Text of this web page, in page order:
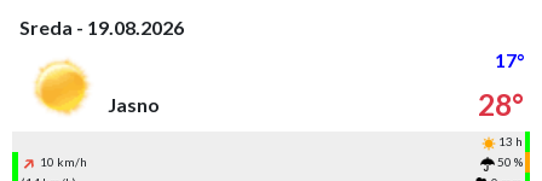
Sreda - 19.08.2026
17°
Jasno
28°
13 h
10 km/h
50 %